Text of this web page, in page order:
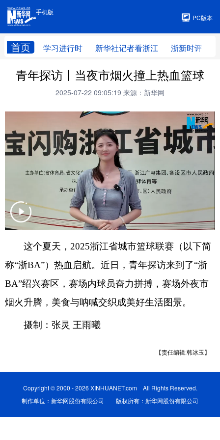
手机版
PC版本
首页 学习进行时 新华社记者看浙江 浙新时评
手机版
青年探访丨当夜市烟火撞上热血篮球
2025-07-22 09:05:19 来源：新华网
这个夏天，2025浙江省城市篮球联赛（以下简
称“浙BA”）热血启航。近日，青年探访来到了“浙
BA”绍兴赛区，赛场内球员奋力拼搏，赛场外夜市
烟火升腾，美食与呐喊交织成美好生活图景。
摄制：张灵 王雨曦
【责任编辑:韩冰玉】
Copyright © 2000 - 2026 XINHUANET.com All Rights Reserved.
制作单位：新华网股份有限公司 版权所有：新华网股份有限公司